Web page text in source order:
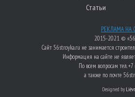
Статьи
РЕКЛАМА НА
2015-2021 ©
Сайт 56stroyka.ru не занимается
Информация на сайте не
По всем вопросам тел.
а также по почте
Designed by